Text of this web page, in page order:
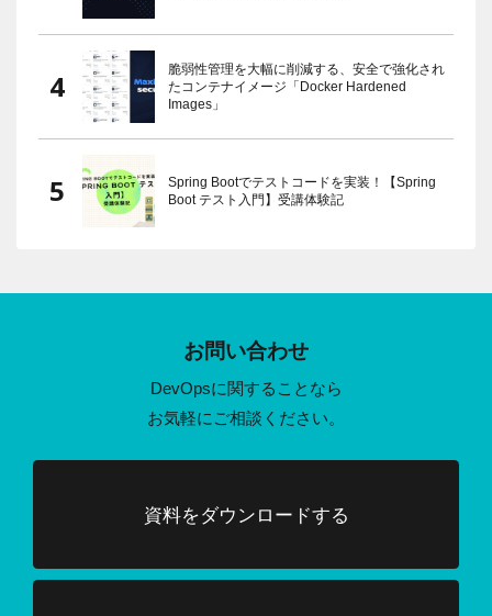
脆弱性管理を大幅に削減する、安全で強化され
たコンテナイメージ「Docker Hardened
Images」
Spring Bootでテストコードを実装！【Spring
Boot テスト入門】受講体験記
お問い合わせ
DevOpsに関することなら
お気軽にご相談ください。
資料をダウンロードする